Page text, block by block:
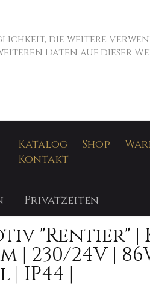
die weitere
Daten auf dieser
Katalog Shop
Kontakt
Privatzeiten
"Rentier"
| 230/24V |
IP44 |